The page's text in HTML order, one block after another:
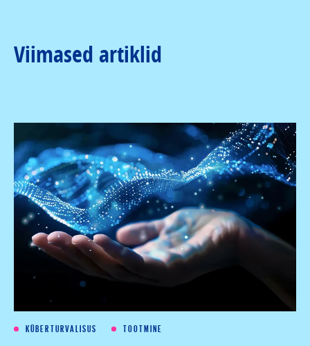
Viimased artiklid
KÜBERTURVALISUS TOOTMINE